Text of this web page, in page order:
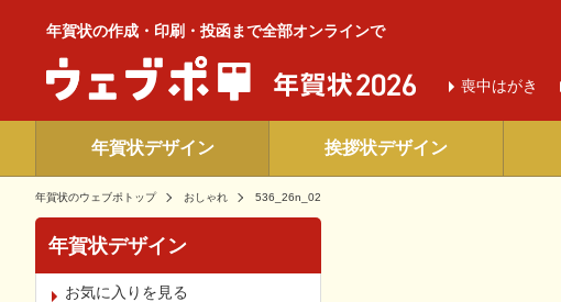
年賀状の作成・印刷・投函まで全部オンラインで
喪中はがき
年賀状デザイン 挨拶状デザイン
年賀状のウェブポトップ おしゃれ 536_26n_02
年賀状デザイン
お気に入りを見る